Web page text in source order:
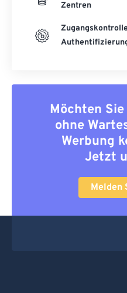
Zentren
Möchten
ohne
Werbung
Jetzt
Melden